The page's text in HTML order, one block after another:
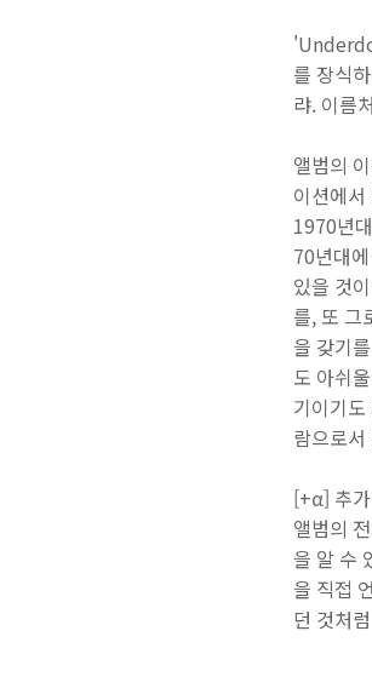
를 장식
랴. 이름
앨범의
이션에
1970년
70년대
있을 것
를, 또 그
을 갖기
도 아쉬
기이기
람으로
[+α] 추
앨범의
을 알 수
을 직접
던 것처